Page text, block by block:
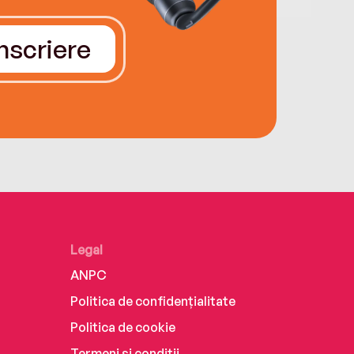
Legal
ANPC
Politica de confidențialitate
Politica de cookie